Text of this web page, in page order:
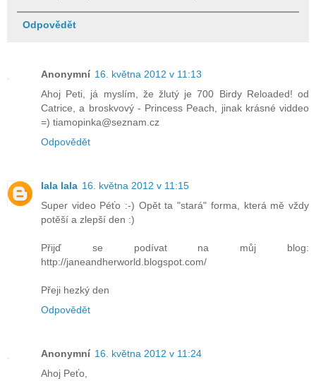
Odpovědět
Anonymní 16. května 2012 v 11:13
Ahoj Peti, já myslím, že žlutý je 700 Birdy Reloaded! od
Catrice, a broskvový - Princess Peach, jinak krásné viddeo
=) tiamopinka@seznam.cz
Odpovědět
lala lala 16. května 2012 v 11:15
Super video Péťo :-) Opět ta "stará" forma, která mě vždy
potěší a zlepší den :)
Přijď se podívat na můj blog:
http://janeandherworld.blogspot.com/
Přeji hezký den
Odpovědět
Anonymní 16. května 2012 v 11:24
Ahoj Peťo,